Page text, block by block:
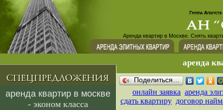
Аренда квартир в Москве. Снять
аренда
аренда квартир в москве
- эконом класса
Поделиться…
онлайн заявка аренда
сдать квартиру договор